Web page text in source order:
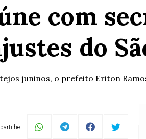
com
do
juninos, o prefeito Eriton